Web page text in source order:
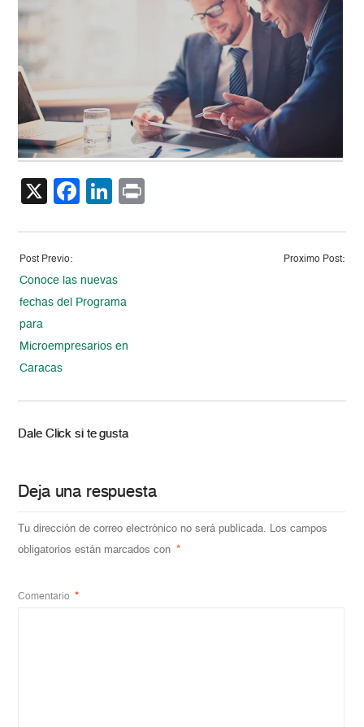
X Facebook
LinkedIn
Post Previo:
Conoce las nuevas
fechas del Programa
para
Microempresarios en
Caracas
Proximo Post:
Dale Click si te gusta
Deja una respuesta
Tu dirección de correo electrónico no será publicada. Los campos
obligatorios están marcados con *
Comentario *